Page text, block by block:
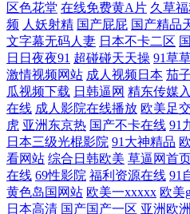
韩国AⅤ中文字幕 九一视频操逼网站
站 三级东京热 午夜欧美性爱 偷拍偷
夜剧场 亚洲一区伪娘射精 亚洲情色图
综合成人 久久爱88热 久久精品综合在
天干 海角久9高清精品 老湿福利影院
区色花堂 在线免费黄A片 久草福
频 人妖射精 国产屁屁 国产精品
文字幕无码人妻 日本不卡二区
日日夜夜91 超碰碰天天操 91草
激情视频网站 成人视频日本 茄
瓜视频下载 日韩逼网 精东传媒
在线 成人影院在线播放 欧美足
虎 亚洲东京热 国产不卡在线 91
日本三级光棍影院 91大神精品
看网站 综合日韩欧美 草逼网首
在线 69性影院 福利资源在线 91
黄色岛国网站 欧美一xxxxx 欧美
日本高清 国产国产一区 亚洲欧